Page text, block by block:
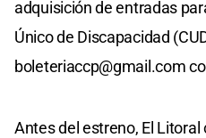
adquisición de entradas
Único de Discapacidad
boleteriaccp@gmail.com
Antes del estreno, El